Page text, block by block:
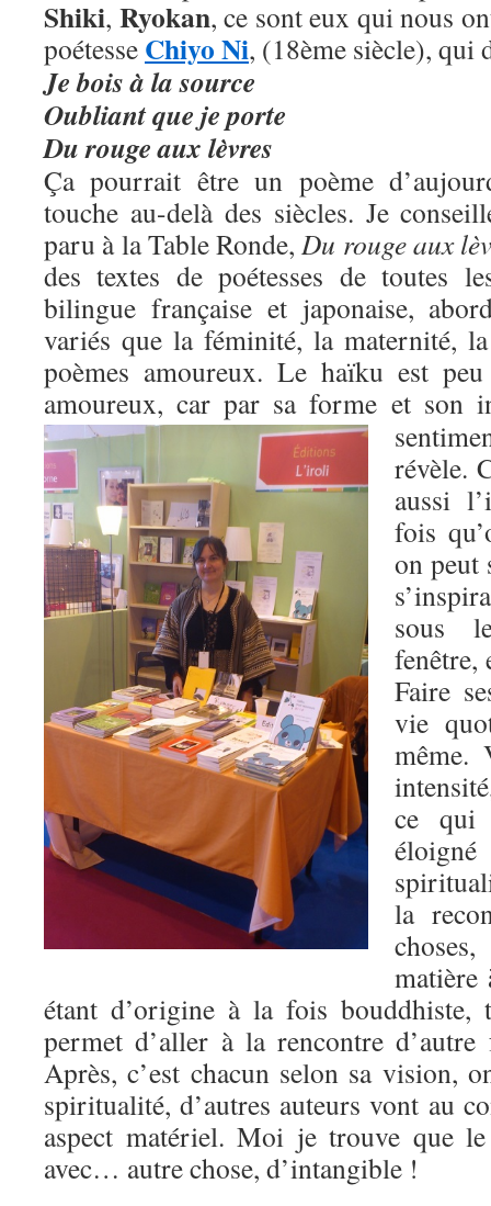
Shiki, Ryokan, ce sont eux qui nous
poétesse Chiyo Ni, (18ème siècle), qui
Je bois à la source
Oubliant que je porte
Du rouge aux lèvres
Ça pourrait être un poème
touche au-delà des siècles. Je
paru à la Table Ronde,Du rouge aux
des textes de poétesses de toutes
bilingue française et japonaise,
variés que la féminité, la maternité,
poèmes amoureux. Le haïku est
amoureux, car par sa forme et son
révèle.
aussi
fois
on peut
sous
fenêtre,
Faire
vie
même.
ce qui
la
étant d’origine à la fois bouddhiste,
permet d’aller à la rencontre
Après, c’est chacun selon sa vision,
spiritualité, d’autres auteurs vont au
aspect matériel. Moi je trouve que
avec… autre chose, d’intangible !